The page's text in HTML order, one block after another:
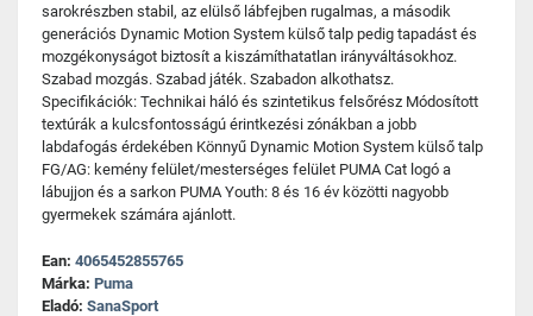
sarokrészben stabil, az elülső lábfejben rugalmas, a második
generációs Dynamic Motion System külső talp pedig tapadást és
mozgékonyságot biztosít a kiszámíthatatlan irányváltásokhoz.
Szabad mozgás. Szabad játék. Szabadon alkothatsz.
Specifikációk: Technikai háló és szintetikus felsőrész Módosított
textúrák a kulcsfontosságú érintkezési zónákban a jobb
labdafogás érdekében Könnyű Dynamic Motion System külső talp
FG/AG: kemény felület/mesterséges felület PUMA Cat logó a
lábujjon és a sarkon PUMA Youth: 8 és 16 év közötti nagyobb
gyermekek számára ajánlott.
Ean: 4065452855765
Márka: Puma
Eladó: SanaSport